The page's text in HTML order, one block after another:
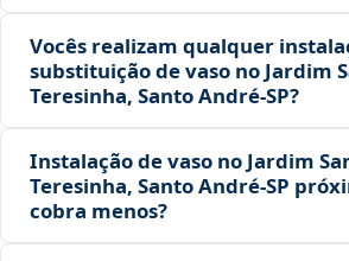
Vocês realizam qualquer
substituição de vaso no Jardim
Teresinha, Santo André‑SP?
Instalação de vaso no Jardim
Teresinha, Santo André‑SP
cobra menos?